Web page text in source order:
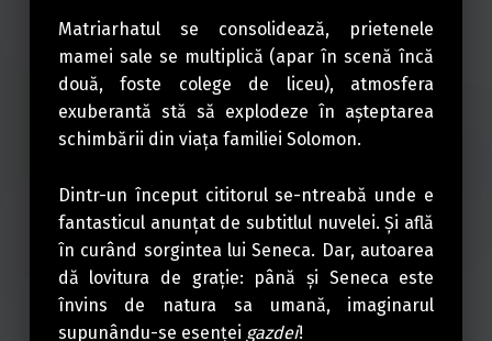
Matriarhatul se consolidează, prietenele
mamei sale se multiplică (apar în scenă încă
două, foste colege de liceu), atmosfera
exuberantă stă să explodeze în aşteptarea
schimbării din viaţa familiei Solomon.
Dintr-un început cititorul se-ntreabă unde e
fantasticul anunţat de subtitlul nuvelei. Şi află
în curând sorgintea lui Seneca. Dar, autoarea
dă lovitura de graţie: până şi Seneca este
învins de natura sa umană, imaginarul
supunându-se esenţei gazdei!